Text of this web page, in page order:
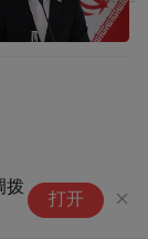
打开